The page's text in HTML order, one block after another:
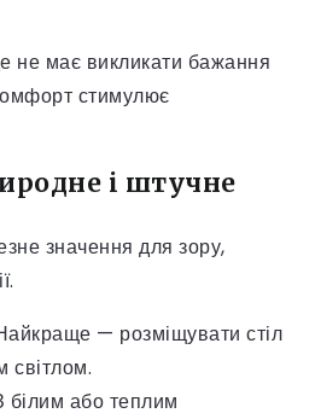
не має викликати бажання
стимулює
і штучне
значення для зору,
— розміщувати стіл
світлом.
білим або теплим